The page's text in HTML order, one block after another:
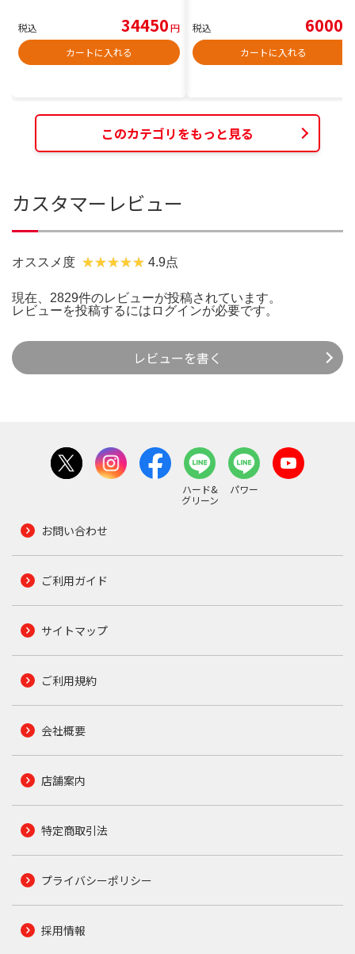
税込 34450円
カートに入れる
税込 6000
カートに入れる
このカテゴリをもっと見る
カスタマーレビュー
オススメ度 4.9点
現在、2829件のレビューが投稿されています。
レビューを投稿するには ログインが必要です。
レビューを書く
ハード&
グリーン
パワー
お問い合わせ
ご利用ガイド
サイトマップ
ご利用規約
会社概要
店舗案内
特定商取引法
プライバシーポリシー
採用情報